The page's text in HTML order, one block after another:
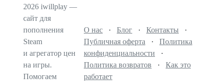
2026 iwillplay —
сайт для
пополнения
Steam
и агрегатор цен
на игры.
Помогаем
О нас · Блог · Контакты ·
Публичная оферта · Политика
конфиденциальности ·
Политика возвратов · Как это
работает